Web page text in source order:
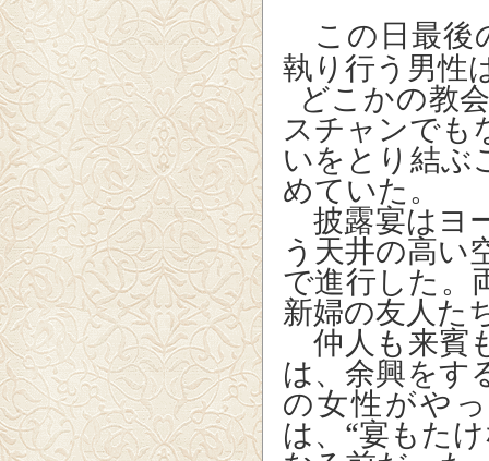
この日最後
執り行う男性
どこかの教
スチャンでも
いをとり結ぶ
めていた。
披露宴はヨ
う天井の高い
で進行した。
新婦の友人た
仲人も来賓
は、余興をす
の女性がや
は、“宴もた